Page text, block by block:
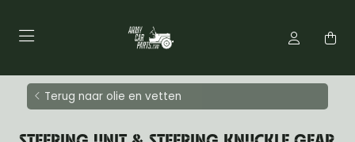
Terug naar olie en vetten